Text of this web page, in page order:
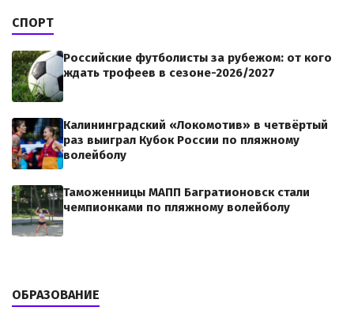
СПОРТ
Российские футболисты за рубежом: от кого
ждать трофеев в сезоне-2026/2027
Калининградский «Локомотив» в четвёртый
раз выиграл Кубок России по пляжному
волейболу
Таможенницы МАПП Багратионовск стали
чемпионками по пляжному волейболу
ОБРАЗОВАНИЕ